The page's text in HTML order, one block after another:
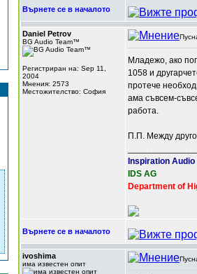
Върнете се в началото
Daniel Petrov
BG Audio Team™
Регистриран на: Sep 11,
2004
Мнения: 2573
Местожителство: София
Младежо, ако
1058 и
протече
ама съвсем-
работа.
П.П. Между
Inspiration Audio
IDS AG
Department of
Върнете се в началото
ivoshima
има известен опит